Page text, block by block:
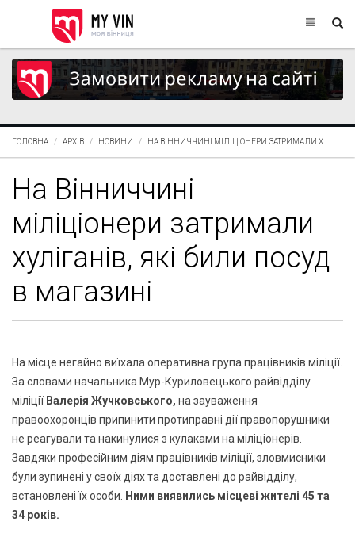
ГОЛОВНА АРХІВ НОВИНИ НА ВІННИЧЧИНІ МІЛІЦІОНЕРИ ЗАТРИМАЛИ Х...
На Вінниччині
міліціонери затримали
хуліганів, які били посуд
в магазині
На місце негайно виїхала оперативна група працівників міліції.
За словами начальника Мур-Куриловецького райвідділу
міліції Валерія Жучковського, на зауваження
правоохоронців припинити протиправні дії правопорушники
не реагували та накинулися з кулаками на міліціонерів.
Завдяки професійним діям працівників міліції, зловмисники
були зупинені у своїх діях та доставлені до райвідділу,
встановлені їх особи.
Ними виявились місцеві жителі 45 та
34 років.